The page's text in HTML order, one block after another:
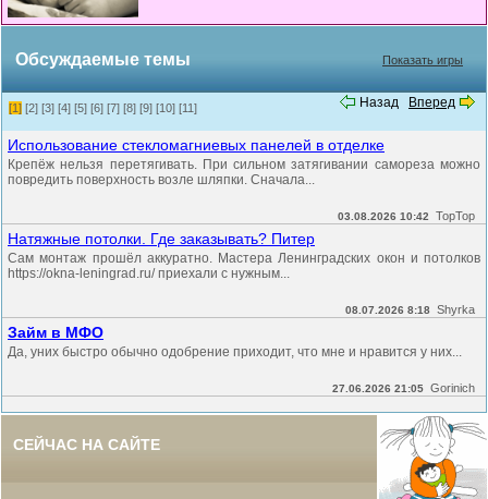
Обсуждаемые темы Показать игры
Назад Вперед
[1] [2] [3] [4] [5] [6] [7] [8] [9] [10] [11]
Использование стекломагниевых панелей в отделке
Крепёж нельзя перетягивать. При сильном затягивании самореза можно
повредить поверхность возле шляпки. Сначала...
03.08.2026 10:42 TopTop
Натяжные потолки. Где заказывать? Питер
Сам монтаж прошёл аккуратно. Мастера Ленинградских окон и потолков
https://okna-leningrad.ru/ приехали с нужным...
08.07.2026 8:18 Shyrka
Займ в МФО
Да, уних быстро обычно одобрение приходит, что мне и нравится у них...
27.06.2026 21:05 Gorinich
СЕЙЧАС НА САЙТЕ